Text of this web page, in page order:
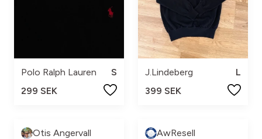
Polo Ralph Lauren
S
299 SEK
J.Lindeberg
L
399 SEK
Otis Angervall AwResell